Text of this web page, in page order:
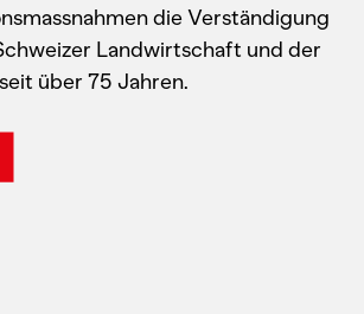
die Verständigung
Landwirtschaft und der
über 75 Jahren.